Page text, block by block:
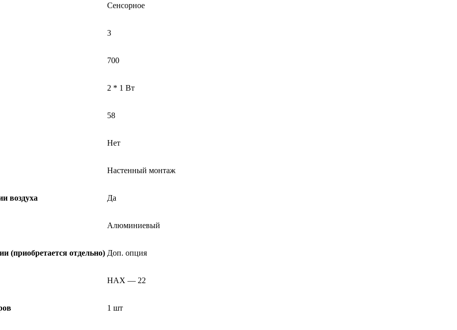
Сенсорное
3
700
2 * 1 Вт
58
Нет
Настенный монтаж
воздуха Да
Алюминиевый
(приобретается отдельно) Доп. опция
HAX — 22
1 шт